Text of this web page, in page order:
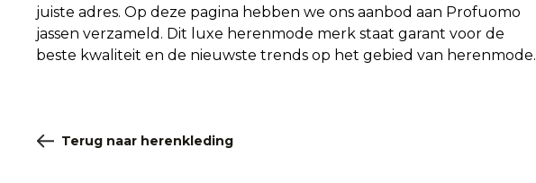
juiste adres. Op deze pagina hebben we ons aanbod aan Profuomo
jassen verzameld. Dit luxe herenmode merk staat garant voor de
beste kwaliteit en de nieuwste trends op het gebied van herenmode.
Terug naar herenkleding